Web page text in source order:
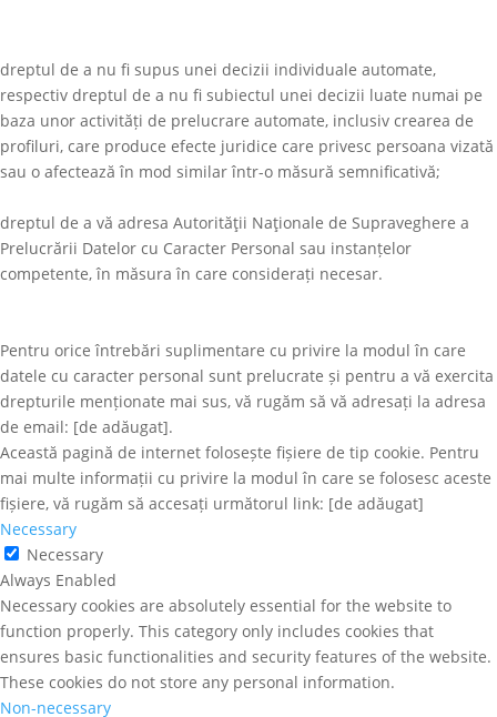
dreptul de a nu fi supus unei decizii individuale automate,
respectiv dreptul de a nu fi subiectul unei decizii luate numai pe
baza unor activități de prelucrare automate, inclusiv crearea de
profiluri, care produce efecte juridice care privesc persoana vizată
sau o afectează în mod similar într-o măsură semnificativă;
dreptul de a vă adresa Autorităţii Naţionale de Supraveghere a
Prelucrării Datelor cu Caracter Personal sau instanțelor
competente, în măsura în care considerați necesar.
Pentru orice întrebări suplimentare cu privire la modul în care
datele cu caracter personal sunt prelucrate și pentru a vă exercita
drepturile menționate mai sus, vă rugăm să vă adresați la adresa
de email: [de adăugat].
Această pagină de internet folosește fișiere de tip cookie. Pentru
mai multe informații cu privire la modul în care se folosesc aceste
fișiere, vă rugăm să accesați următorul link: [de adăugat]
Necessary
Necessary
Always Enabled
Necessary cookies are absolutely essential for the website to
function properly. This category only includes cookies that
ensures basic functionalities and security features of the website.
These cookies do not store any personal information.
Non-necessary